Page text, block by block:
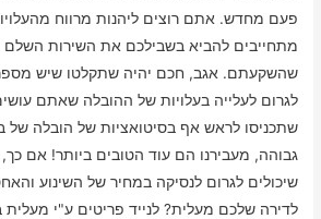
פעם מחדש. אתם רוצים ליהנות מרווח
מתחייבים להביא בשבילכם את השירות השלם
שהשקעתם. אגב, חכם יהיה שתקלטו שיש מספר
לגרום לעלייה בעלויות של ההובלה שאתם
שתכניסו לראש אף בסיטואציות של הובלה של
גבוהה, מעבירנו הם עוד הטובים ביותר! אם
שיכולים לגרום לנסיקה במחיר של השינוע
לדירה שלכם מעלית? לנייד פריטים ע"י מעלית